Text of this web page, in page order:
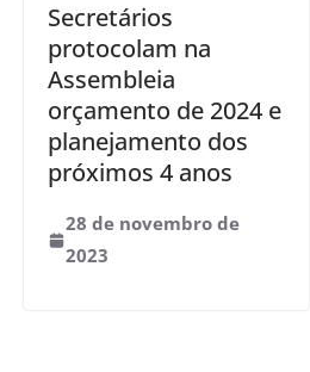
Secretários
protocolam na
Assembleia
orçamento de 2024 e
planejamento dos
próximos 4 anos
28 de novembro de
2023